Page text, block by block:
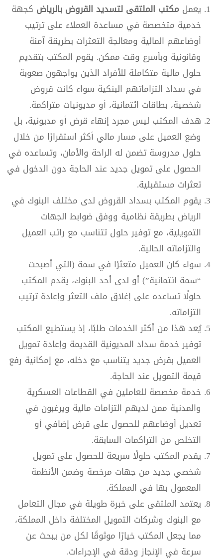
يعمل مكتب الملتقى لتسديد القروض بالرياض كجهة
خدمية متخصصة في مساعدة العملاء على ترتيب
أوضاعهم المالية ومعالجة التعثرات بطريقة آمنة
وقانونية وبأسرع وقت ممكن. يقوم المكتب بتقديم
حلول مالية متكاملة للأفراد الذين يواجهون صعوبة
في سداد التزاماتهم البنكية سواء كانت قروض
شخصية، بطاقات ائتمانية، أو مديونيات متراكمة.
هدف المكتب ليس مجرد إنهاء قرض أو مديونية، بل
وضع العميل على مسار مالي أكثر استقرارًا من خلال
حلول مدروسة تضمن له الراحة والأمان، وتساعده في
الحصول على تمويل جديد عند الحاجة دون الدخول في
تعثرات مستقبلية.
يقوم المكتب بسداد القروض لدى مختلف البنوك في
الرياض بطريقة نظامية ووفق ضوابط الجهات
التمويلية، مع توفير حلول تتناسب مع راتب العميل
والتزاماته الحالية.
سواء كان العميل متعثرًا في سمة (التي أصبحت
“سمة ائتمانية”) أو لدى أحد البنوك، يقدم المكتب
حلولًا تساعده على إغلاق ملف التعثر وإعادة ترتيب
التزاماته.
يُعد هذا من أكثر الخدمات طلبًا، إذ يستطيع المكتب
توفير خدمة سداد المديونية القديمة وإعادة تمويل
العميل بقرض جديد يتناسب مع دخله، مع إمكانية رفع
قيمة التمويل عند الحاجة.
خدمة مخصصة للعاملين في القطاعات العسكرية
والمدنية ممن لديهم التزامات مالية ويرغبون في
تعديل أوضاعهم للحصول على قرض إضافي أو
التخلص من التراكمات السابقة.
يقدم المكتب حلولًا سريعة للحصول على تمويل
شخصي جديد من جهات مرخصة وضمن الأنظمة
المعمول بها في المملكة.
يعتمد الملتقى على خبرة طويلة في مجال التعامل
مع البنوك وشركات التمويل المختلفة داخل المملكة،
مما يجعل المكتب خيارًا موثوقًا لكل من يبحث عن
سرعة في الإنجاز ودقة في الإجراءات.